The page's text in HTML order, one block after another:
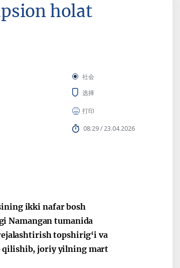
holat
社会
选择
打印
08:29 / 23.04.2026
ikki nafar bosh
Namangan tumanida
topshirig‘i va
qilishib, joriy yilning mart